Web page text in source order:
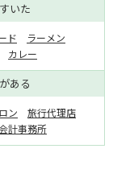
いた
ド
ラーメン
カレー
ある
ン
旅行代理店
計事務所